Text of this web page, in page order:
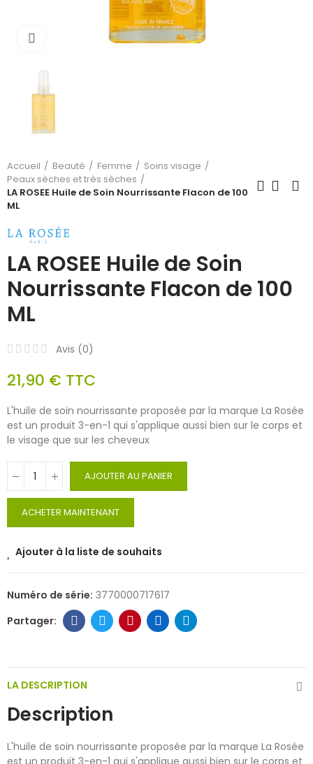
Cliquez pour agrandir
Accueil Beauté Femme
Soins visage
Peaux sèches et très sèches
LA ROSEE Huile de Soin Nourrissante Flacon de 100
ML
LA ROSEE Huile de Soin
Nourrissante Flacon de 100
ML
Avis (0)
21,90 € TTC
L'huile de soin nourrissante proposée par la marque La Rosée
est un produit 3-en-1 qui s'applique aussi bien sur le corps et
le visage que sur les cheveux
AJOUTER AU PANIER
ACHETER MAINTENANT
Ajouter à la liste de souhaits
Numéro de série: 3770000717617
LA DESCRIPTION
Description
L'huile de soin nourrissante proposée par la marque La Rosée